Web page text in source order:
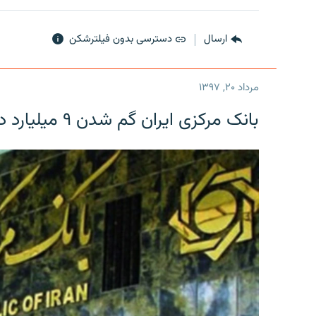
ارسال دسترسی بدون فیلترشکن
مرداد ۲۰, ۱۳۹۷
بانک مرکزی ایران گم شدن ۹ میلیارد دلار را تکذیب کرد